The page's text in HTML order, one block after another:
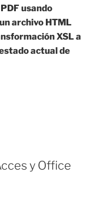
usando
archivo HTML
XSL a
actual de
y Office